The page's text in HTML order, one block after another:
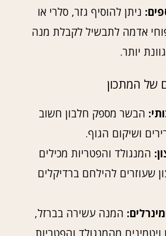
ניתן להוסיף גזר, סלרי או
אדמה לתבשיל לקבלת מנה
יותר.
של המתכון
הבשר מספק חלבון חשוב
ושיקום הגוף.
המנגולד והפטריות מכילים
שעוזרים להילחם ברדיקלים
המנה עשירה בברזל,